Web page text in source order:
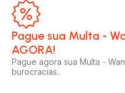
Pague sua Multa -
AGORA!​
Pague agora sua Multa -
burocracias..